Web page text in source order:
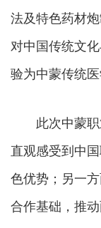
法及特色药材
对中国传统文
验为中蒙传统
此次中蒙
直观感受到中
色优势；另一
合作基础，推